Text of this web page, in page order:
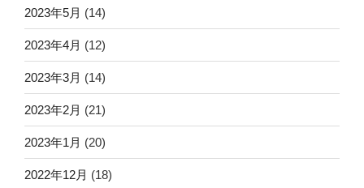
2023年5月 (14)
2023年4月 (12)
2023年3月 (14)
2023年2月 (21)
2023年1月 (20)
2022年12月 (18)